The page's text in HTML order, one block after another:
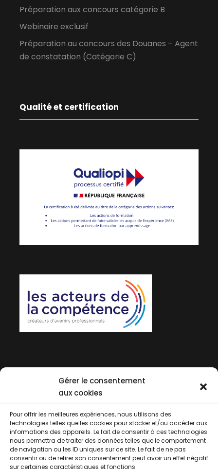
Gérer le consentement
aux cookies
Pour offrir les meilleures expériences, nous utilisons des
technologies telles que les cookies pour stocker et/ou accéder aux
informations des appareils. Le fait de consentir à ces technologies
nous permettra de traiter des données telles que le comportement
de navigation ou les ID uniques sur ce site. Le fait de ne pas
consentir ou de retirer son consentement peut avoir un effet négatif
sur certaines caractéristiques et fonctions.
Préparation aux concours catégorie B
Webinaire exclusif
Préparation au concours des Douanes – Agent
de constatation (Catégorie C)
Qualité et certification